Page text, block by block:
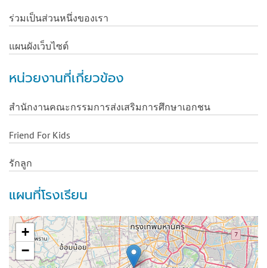
ร่วมเป็นส่วนหนึ่งของเรา
แผนผังเว็บไซต์
หน่วยงานที่เกี่ยวข้อง
สำนักงานคณะกรรมการส่งเสริมการศึกษาเอกชน
Friend For Kids
รักลูก
แผนที่โรงเรียน
+
−